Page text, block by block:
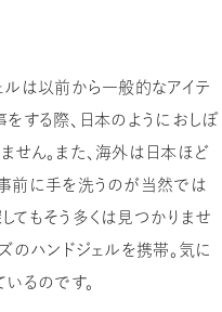
ルは以前から一般的なアイテ
する際、日本のようにおしぼ
せん。また、海外は日本ほど
前に手を洗うのが当然では
てもそう多くは見つかりませ
のハンドジェルを携帯。気に
るのです。